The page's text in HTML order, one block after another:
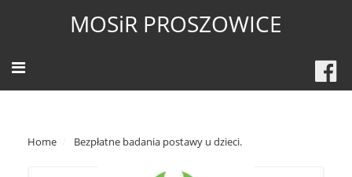
MOSiR PROSZOWICE
Home Bezpłatne badania postawy u dzieci.